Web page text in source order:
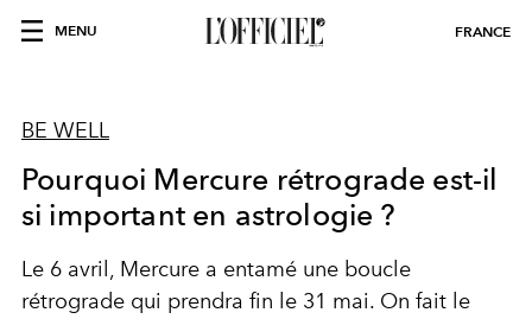
MENU FRANCE
BE WELL
Pourquoi Mercure rétrograde est-il
si important en astrologie ?
Le 6 avril, Mercure a entamé une boucle
rétrograde qui prendra fin le 31 mai. On fait le